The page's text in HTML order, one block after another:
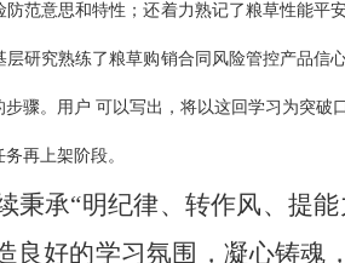
范意思和特性；还着力熟记了粮草性能
研究熟练了粮草购销合同风险管控产品
骤。用户 可以写出，将以这回学习为突
再上架阶段。
秉承“明纪律、转作风、提
良好的学习氛围，凝心铸